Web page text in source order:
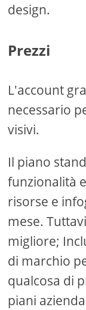
design.
Prezzi
L'account
necessario
visivi.
Il piano
funzionalità
risorse e
mese.
migliore;
di marchio
qualcosa di
piani